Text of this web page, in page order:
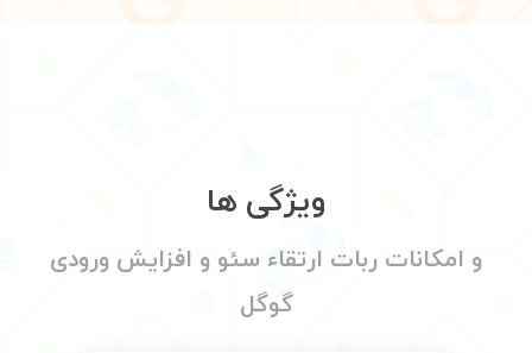
ویژگی ها
و امکانات ربات ارتقاء سئو و افزایش ورودی
گوگل